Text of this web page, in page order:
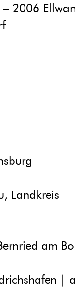
2006
Landkreis
am
|